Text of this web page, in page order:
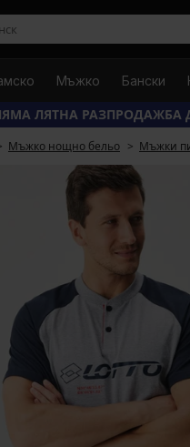
Мъжко Бански
ЛЯТНА РАЗПРОДАЖБА
Мъжко нощно бельо Мъжки